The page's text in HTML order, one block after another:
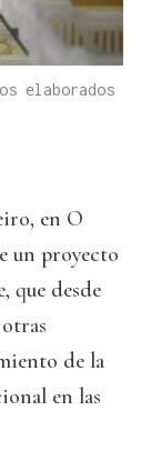
elaborados
en O
un proyecto
que desde
de la
en las